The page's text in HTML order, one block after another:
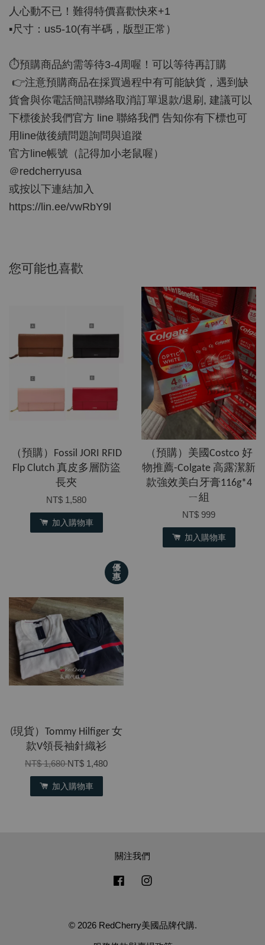
人心動不已！難得特價喜歡快來+1
▪️尺寸：us5-10(有半碼，版型正常）
⏱預購商品約需等待3-4周喔！可以等待再訂購
👉注意預購商品在採買過程中有可能缺貨，遇到缺
貨會與你電話簡訊聯絡取消訂單退款/退刷, 建議可以
下標後於我們官方 line 聯絡我們 告知你有下標也可
用line做後續問題詢問與追蹤
官方line帳號（記得加小老鼠喔）
＠redcherryusa
或按以下連結加入
https://lin.ee/vwRbY9l
您可能也喜歡
（預購）Fossil JORI RFID
Flp Clutch 真皮多層防盜
長夾
NT$ 1,580
加入購物車
（預購）美國Costco 好
物推薦-Colgate 高露潔新
款強效美白牙膏116g*4
ㄧ組
NT$ 999
加入購物車
優
惠
(現貨）Tommy Hilfiger 女
款V領長袖針織衫
NT$ 1,680NT$ 1,480
加入購物車
關注我們
Facebook
© 2026 RedCherry美國品牌代購.